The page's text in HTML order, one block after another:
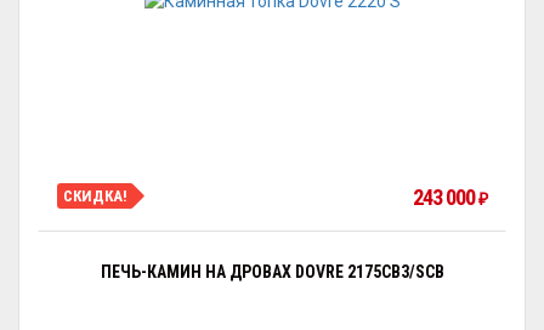
СКИДКА! 243 000 ₽
ПЕЧЬ-КАМИН НА ДРОВАХ DOVRE 2175CB3/SCB